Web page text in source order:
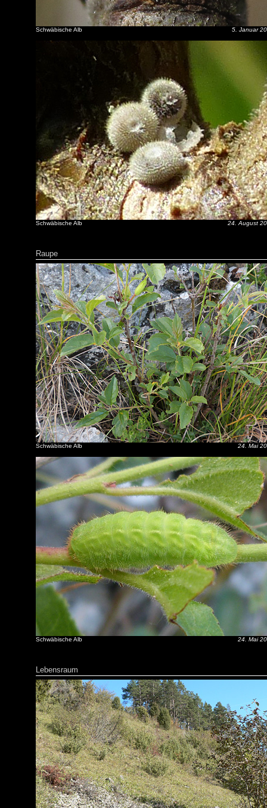
Schwäbische Alb 5. Januar
Schwäbische Alb 24. August
Raupe
Schwäbische Alb 24. Mai
Schwäbische Alb 24. Mai
Lebensraum